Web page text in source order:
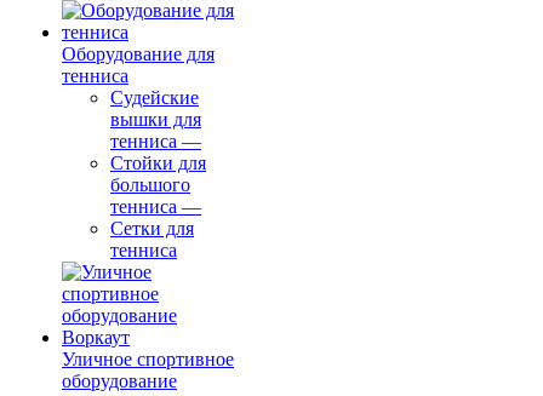
Оборудование для
тенниса
Судейские
вышки для
тенниса —
Стойки для
большого
тенниса —
Сетки для
тенниса
Уличное спортивное
оборудование